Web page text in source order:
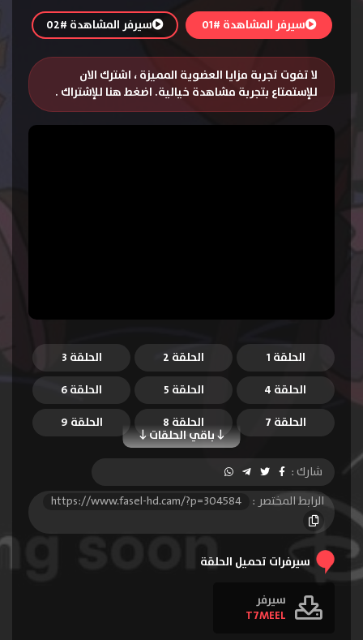
سيرفر المشاهدة #01 سيرفر المشاهدة #02
لا تفوت تجربة مزايا العضوية المميزة ، اشترك الان
للإستمتاع بتجربة مشاهدة خيالية. اضغط هنا للإشتراك .
الحلقة 1 الحلقة 2
الحلقة 3
الحلقة 4
الحلقة 5 الحلقة 6
باقي الحلقات
الحلقة 7 الحلقة 8
الحلقة 9
الحلقة 13
شارك :
الرابط المختصر :
https://www.fasel-hd.cam/?p=304584
سيرفرات تحميل الحلقة
سيرفر
T7MEEL